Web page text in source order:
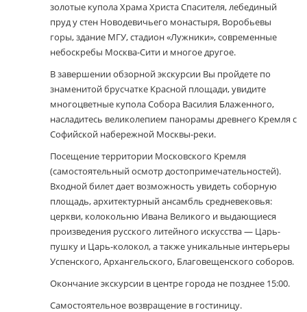
золотые купола Храма Христа Спасителя, лебединый
пруд у стен Новодевичьего монастыря, Воробьевы
горы, здание МГУ, стадион «Лужники», современные
небоскребы Москва-Сити и многое другое.
В завершении обзорной экскурсии Вы пройдете по
знаменитой брусчатке Красной площади, увидите
многоцветные купола Собора Василия Блаженного,
насладитесь великолепием панорамы древнего Кремля с
Софийской набережной Москвы-реки.
Посещение территории Московского Кремля
(самостоятельный осмотр достопримечательностей).
Входной билет дает возможность увидеть соборную
площадь, архитектурный ансамбль средневековья:
церкви, колокольню Ивана Великого и выдающиеся
произведения русского литейного искусства — Царь-
пушку и Царь-колокол, а также уникальные интерьеры
Успенского, Архангельского, Благовещенского соборов.
Окончание экскурсии в центре города не позднее 15:00.
Самостоятельное возвращение в гостиницу.